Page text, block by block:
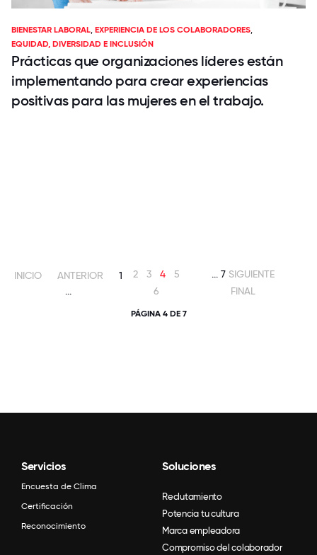
BIENESTAR LABORAL,EXPERIENCIA DE LOS COLABORADORES,
EQUIDAD, DIVERSIDAD E INCLUSIÓN
Prácticas que organizaciones líderes están
implementando para crear experiencias
positivas para las mujeres en el trabajo.
INICIO ANTERIOR
1
2 3 4
5
6
7 SIGUIENTE
FINAL
PÁGINA 4 DE 7
Servicios
Encuesta de Clima
Certificación
Reconocimiento
Soluciones
Reclutamiento
Potencia tu cultura
Marca empleadora
Compromiso del colaborador